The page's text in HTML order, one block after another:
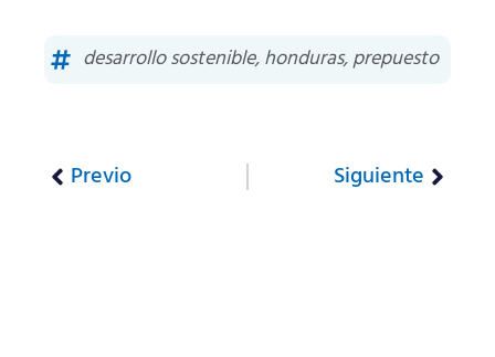
desarrollo sostenible,honduras,prepuesto
Previo Siguiente